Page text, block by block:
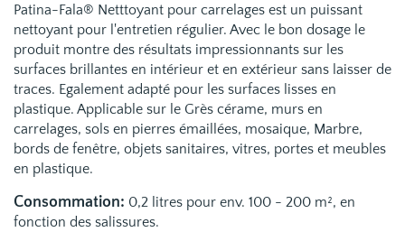
Patina-Fala® Netttoyant pour carrelages est un puissant
nettoyant pour l'entretien régulier. Avec le bon dosage le
produit montre des résultats impressionnants sur les
surfaces brillantes en intérieur et en extérieur sans laisser de
traces. Egalement adapté pour les surfaces lisses en
plastique. Applicable sur le Grès cérame, murs en
carrelages, sols en pierres émaillées, mosaique, Marbre,
bords de fenêtre, objets sanitaires, vitres, portes et meubles
en plastique.
Consommation: 0,2 litres pour env. 100 - 200 m², en
fonction des salissures.